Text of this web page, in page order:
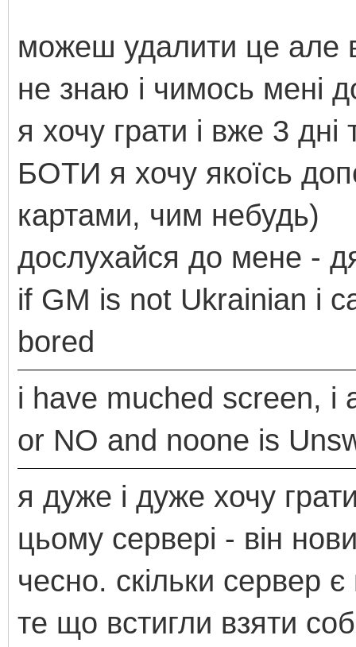
можеш удалити це але
не знаю і чимось мені
я хочу грати і вже 3 дні
БОТИ я хочу якоїсь
картами, чим небудь)
дослухайся до мене -
if GM is not Ukrainian i
bored
i have muched screen, i
or NO and noone is
я дуже і дуже хочу
цьому сервері - він
чесно. скільки сервер
те що встигли взяти